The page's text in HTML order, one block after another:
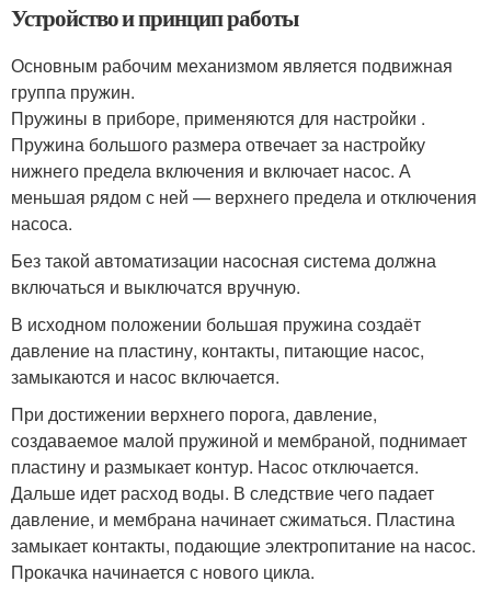
Устройство и принцип работы
Основным рабочим механизмом является подвижная
группа пружин.
Пружины в приборе, применяются для настройки .
Пружина большого размера отвечает за настройку
нижнего предела включения и включает насос. А
меньшая рядом с ней — верхнего предела и отключения
насоса.
Без такой автоматизации насосная система должна
включаться и выключатся вручную.
В исходном положении большая пружина создаёт
давление на пластину, контакты, питающие насос,
замыкаются и насос включается.
При достижении верхнего порога, давление,
создаваемое малой пружиной и мембраной, поднимает
пластину и размыкает контур. Насос отключается.
Дальше идет расход воды. В следствие чего падает
давление, и мембрана начинает сжиматься. Пластина
замыкает контакты, подающие электропитание на насос.
Прокачка начинается с нового цикла.